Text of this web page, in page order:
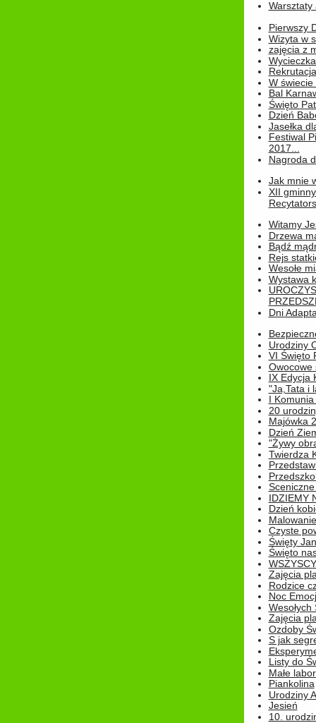
Warsztaty
Pierwszy
Wizyta w
zajęcia z
W świecie
Bal
Święto
Dzień
Jasełka
Festiwal
2017...
Nagroda
Jak mnie
XII
Witamy
Drzewa
Bądź
Rejs
Wesołe
Wystawa
Dni
Urodziny
VI Święto
Owocowe
IX Edycja
"Ja,Tata i
I
20
Majówka
Dzień
"Żywy
Twierdza
IDZIEMY
Dzień
Czyste
Święty
Święto
Zajęcia
Rodzice
Noc
Wesołych
Zajęcia
Ozdoby
S jak
Listy do
Małe
Piankolina
Urodziny
Jesień
10.